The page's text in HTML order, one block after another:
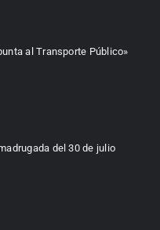
al Transporte Público»
del 30 de julio